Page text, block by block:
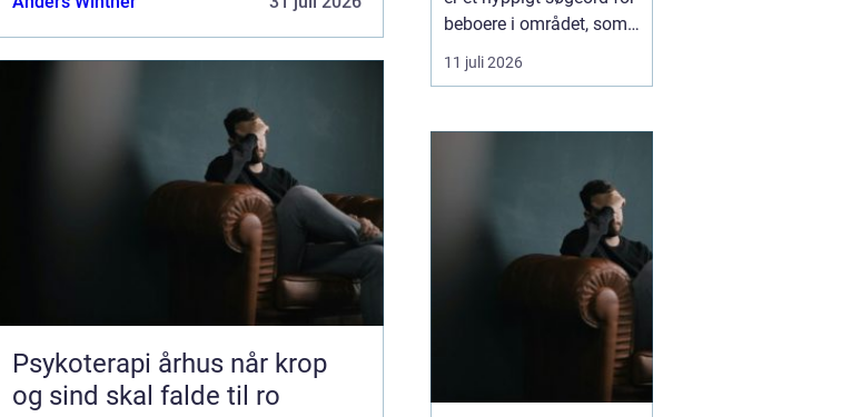
Psykoterapi århus når krop
og sind skal falde til ro
beboere i området, som
leder efter tryg og fagligt
stærk tandbehandling.
hvor der er tid til
atmosfære og en klar
11 juli 2026